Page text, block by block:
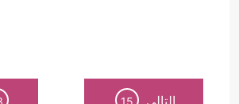
التالي 15